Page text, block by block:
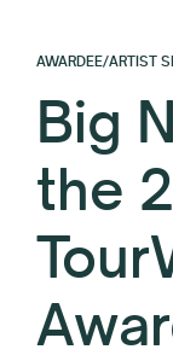
AWARDEE/ARTIST
Big
the